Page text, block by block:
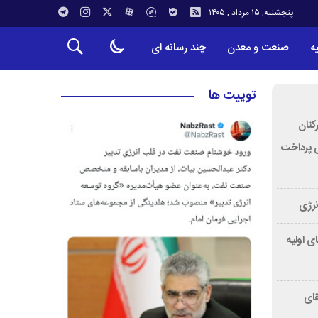
پنجشنبه, ۱۵ مرداد , ۱۴۰۵
صنعت و معدن چند رسانه ای
پرداخت
اولیه
توییت ها